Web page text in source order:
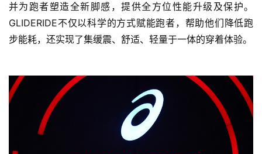
并为跑者塑造全新脚感，提供全方位性能升级及保护。
GLIDERIDE不仅以科学的方式赋能跑者，帮助他们降低跑
步能耗，还实现了集缓震、舒适、轻量于一体的穿着体验。